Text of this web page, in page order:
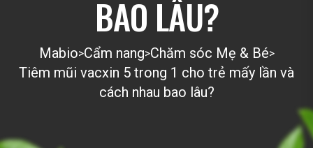
BAO LÂU?
Mabio>Cẩm nang>Chăm sóc Mẹ & Bé>
Tiêm mũi vacxin 5 trong 1 cho trẻ mấy lần và
cách nhau bao lâu?